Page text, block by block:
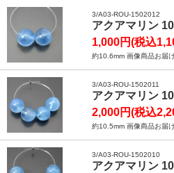
3/A03-ROU-1502012
アクアマリン
1,000円(税込
約10.6mm 画像商品お届け
3/A03-ROU-1502011
アクアマリン
2,000円(税込
約10.5mm 画像商品お届け
3/A03-ROU-1502010
アクアマリン